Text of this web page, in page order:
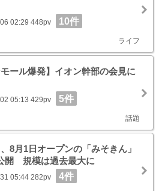
02:29 448pv 10件
ライフ
ール爆発】イオン幹部の会見に
05:13 429pv 5件
話題
8月1日オープンの「みそきん」
開 規模は過去最大に
05:44 282pv 4件